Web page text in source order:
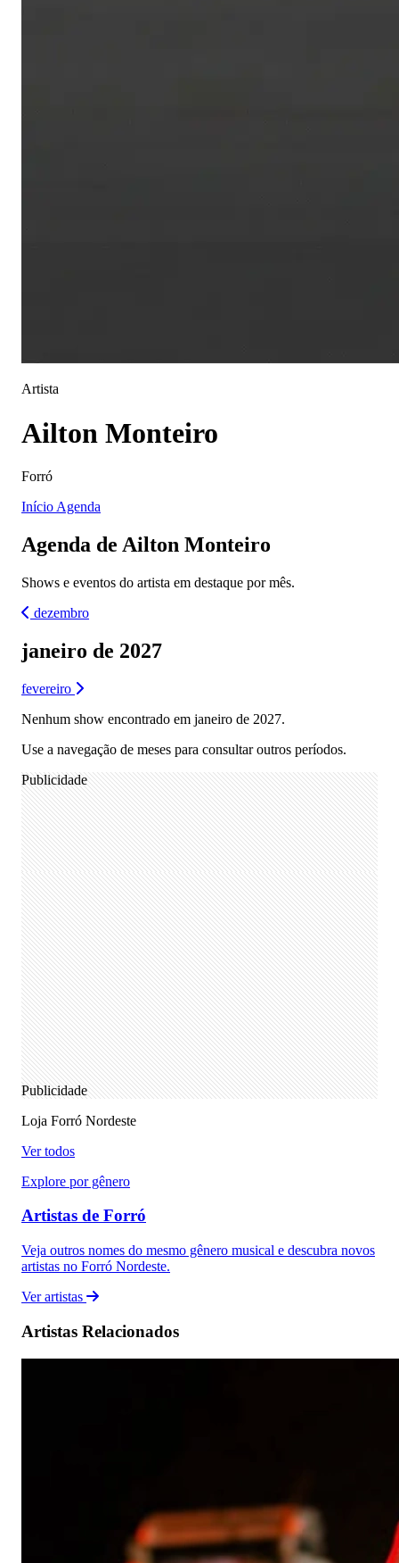
Artista
Ailton Monteiro
Forró
Início Agenda
Agenda de Ailton Monteiro
Shows e eventos do artista em destaque por mês.
dezembro
janeiro de 2027
fevereiro
Nenhum show encontrado em janeiro de 2027.
Use a navegação de meses para consultar outros períodos.
Publicidade
Publicidade
Loja Forró Nordeste
Ver todos
Explore por gênero
Artistas de Forró
Veja outros nomes do mesmo gênero musical e descubra novos
artistas no Forró Nordeste.
Ver artistas
Artistas Relacionados